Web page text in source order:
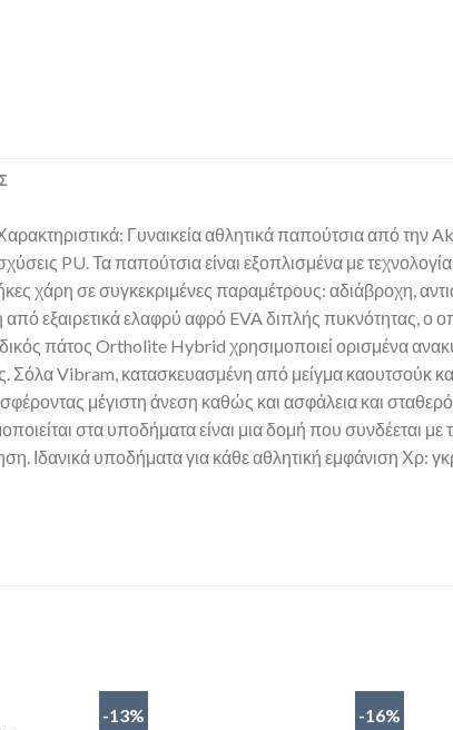
Γυναικεία αθλητικά παπούτσια από την
PU. Τα παπούτσια είναι εξοπλισμένα με
χάρη σε συγκεκριμένες παραμέτρους: αδιάβροχη,
εξαιρετικά ελαφρύ αφρό EVA διπλής πυκνότητας, ο
πάτος Ortholite Hybrid χρησιμοποιεί ορισμένα
Σόλα Vibram, κατασκευασμένη από μείγμα καουτσούκ
μέγιστη άνεση καθώς και ασφάλεια και
στα υποδήματα είναι μια δομή που συνδέεται με
Ιδανικά υποδήματα για κάθε αθλητική εμφάνιση Χρ:
-13% -16%